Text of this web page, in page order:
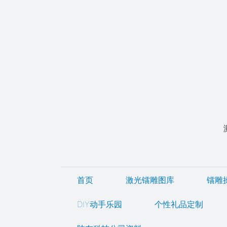
首页 激光镭雕图库 镭雕
DIY动手乐园 个性礼品定制